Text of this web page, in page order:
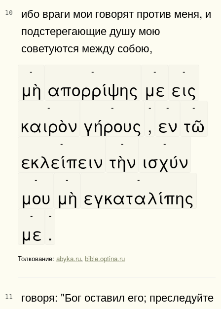
10
ибо враги мои говорят против меня, и
подстерегающие душу мою
советуются между собою,
μὴ
-
απορρίψης
-
με
-
εις
-
καιρὸν
-
γήρους
-
,
-
εν
-
τῶ
-
εκλείπειν
-
τὴν
-
ισχύν
-
μου
-
μὴ
-
εγκαταλίπης
-
με
-
.
-
Толкование: abyka.ru, bible.optina.ru
11
говоря: "Бог оставил его; преследуйте